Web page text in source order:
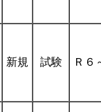
新規 試験 Ｒ６